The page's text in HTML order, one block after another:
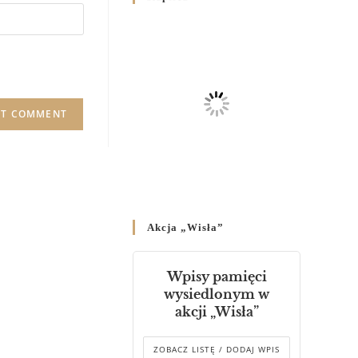
Родин
Справ Молоді та встановленя
складу Катихитичної Комісії
днях 2-12 липня 2024 р.”
Декрет єпископів
Перемисько-Варшавської
Митрополії стосовно
звершування Божественної
літургії
Akcja „Wisła”
Wpisy pamięci
wysiedlonym w
akcji „Wisła”
ZOBACZ LISTĘ / DODAJ WPIS